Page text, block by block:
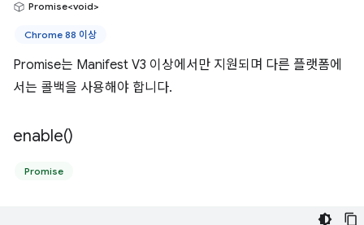
Promise<void>
Chrome 88 이상
Promise는 Manifest V3 이상에서만 지원되며 다른 플랫폼에
서는 콜백을 사용해야 합니다.
enable()
Promise